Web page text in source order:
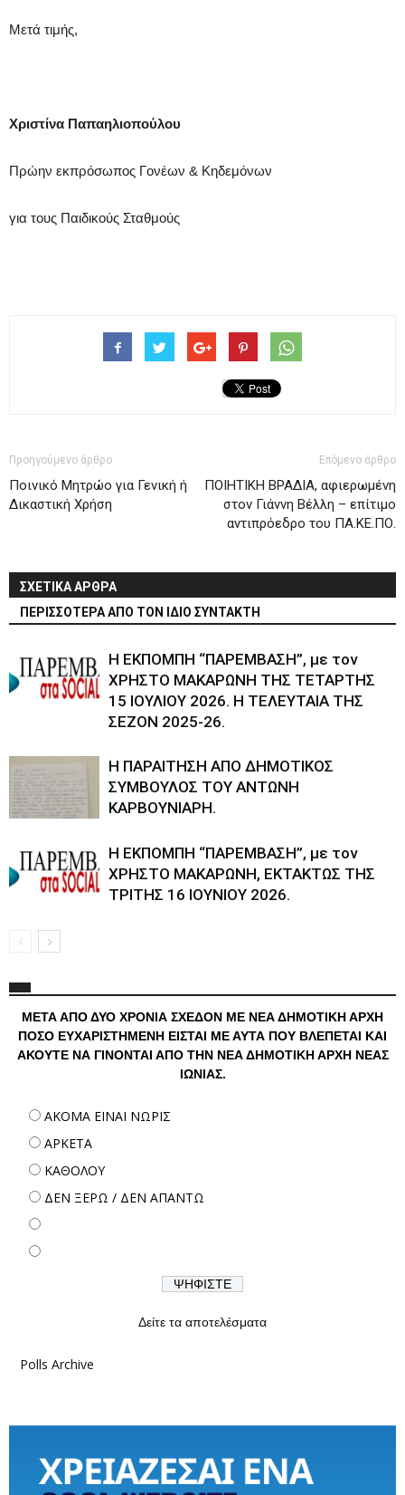
Μετά τιμής,
Χριστίνα Παπαηλιοπούλου
Πρώην εκπρόσωπος Γονέων & Κηδεμόνων
για τους Παιδικούς Σταθμούς
Προηγούμενο άρθρο
Ποινικό Μητρώο για Γενική ή
Δικαστική Χρήση
Επόμενο άρθρο
ΠΟΙΗΤΙΚΗ ΒΡΑΔΙΑ, αφιερωμένη
στον Γιάννη Βέλλη – επίτιμο
αντιπρόεδρο του ΠΑ.ΚΕ.ΠΟ.
ΣΧΕΤΙΚΑ ΑΡΘΡΑ
ΠΕΡΙΣΣΟΤΕΡΑ ΑΠΟ ΤΟΝ ΙΔΙΟ ΣΥΝΤΑΚΤΗ
Η ΕΚΠΟΜΠΗ “ΠΑΡΕΜΒΑΣΗ”, με τον
ΧΡΗΣΤΟ ΜΑΚΑΡΩΝΗ ΤΗΣ ΤΕΤΑΡΤΗΣ
15 ΙΟΥΛΙΟΥ 2026. Η ΤΕΛΕΥΤΑΙΑ ΤΗΣ
ΣΕΖΟΝ 2025-26.
Η ΠΑΡΑΙΤΗΣΗ ΑΠΟ ΔΗΜΟΤΙΚΟΣ
ΣΥΜΒΟΥΛΟΣ ΤΟΥ ΑΝΤΩΝΗ
ΚΑΡΒΟΥΝΙΑΡΗ.
Η ΕΚΠΟΜΠΗ “ΠΑΡΕΜΒΑΣΗ”, με τον
ΧΡΗΣΤΟ ΜΑΚΑΡΩΝΗ, ΕΚΤΑΚΤΩΣ ΤΗΣ
ΤΡΙΤΗΣ 16 ΙΟΥΝΙΟΥ 2026.
ΜΕΤΑ ΑΠΟ ΔΥΟ ΧΡΟΝΙΑ ΣΧΕΔΟΝ ΜΕ ΝΕΑ ΔΗΜΟΤΙΚΗ ΑΡΧΗ
ΠΟΣΟ ΕΥΧΑΡΙΣΤΗΜΕΝΗ ΕΙΣΤΑΙ ΜΕ ΑΥΤΑ ΠΟΥ ΒΛΕΠΕΤΑΙ ΚΑΙ
ΑΚΟΥΤΕ ΝΑ ΓΙΝΟΝΤΑΙ ΑΠΟ ΤΗΝ ΝΕΑ ΔΗΜΟΤΙΚΗ ΑΡΧΗ ΝΕΑΣ
ΙΩΝΙΑΣ.
ΑΚΟΜΑ ΕΙΝΑΙ ΝΩΡΙΣ
ΑΡΚΕΤΑ
ΚΑΘΟΛΟΥ
ΔΕΝ ΞΕΡΩ / ΔΕΝ ΑΠΑΝΤΩ
Δείτε τα αποτελέσματα
Polls Archive